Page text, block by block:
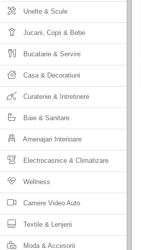
Unelte & Scule
Jucarii, Copii & Bebe
Bucatarie & Servire
Casa & Decoratiuni
Curatenie & Intretinere
Baie & Sanitare
Amenajari Interioare
Electrocasnice & Climatizare
Wellness
Camere Video Auto
Textile & Lenjerii
Moda & Accesorii